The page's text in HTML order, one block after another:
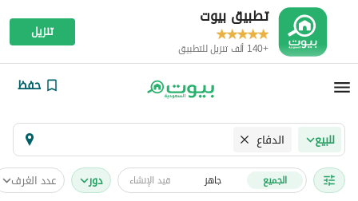
تطبيق بيوت
+140 ألف تنزيل للتطبيق
تنزيل
حفظ
للبيع الدفاع
الجميع جاهز قيد الإنشاء دور عدد الغرف